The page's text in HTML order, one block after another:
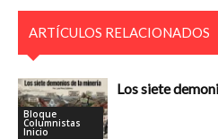
ARTÍCULOS RELACIONADOS
Bloque
Columnistas
Inicio
Los siete